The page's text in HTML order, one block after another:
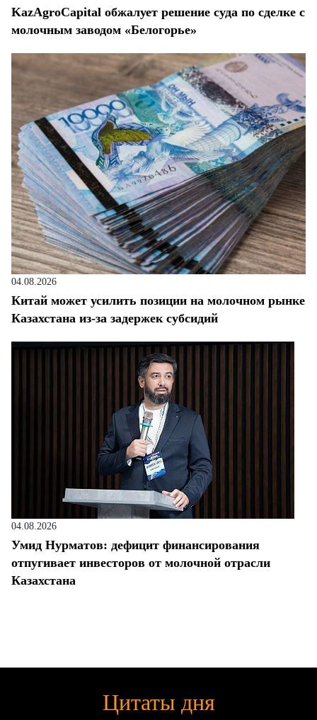
KazAgroCapital обжалует решение суда по сделке с
молочным заводом «Белогорье»
04.08.2026
Китай может усилить позиции на молочном рынке
Казахстана из-за задержек субсидий
04.08.2026
Умид Нурматов: дефицит финансирования
отпугивает инвесторов от молочной отрасли
Казахстана
Цитаты дня